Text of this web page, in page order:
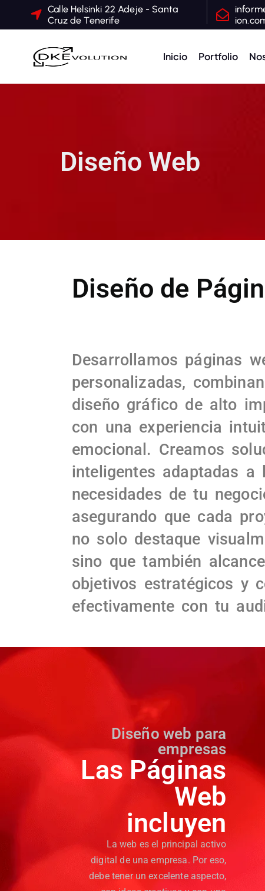
Calle Helsinki 22 Adeje - Santa
Cruz de Tenerife
Inicio Portfolio
Diseño Web
Diseño de
Desarrollamos páginas
personalizadas,
diseño gráfico de alto
con una experiencia
emocional. Creamos
inteligentes adaptadas a
necesidades de tu
asegurando que cada
no solo destaque
sino que también
objetivos estratégicos y
efectivamente con tu
Diseño web para
empresas
Las Páginas
Web
incluyen
La web es el principal activo
digital de una empresa. Por eso,
debe tener un excelente aspecto,